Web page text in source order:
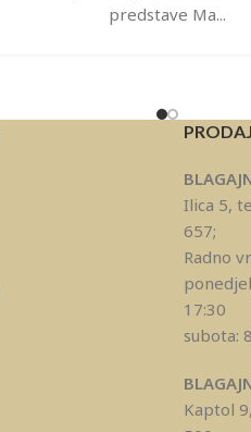
predstave Ma...
Ilica 5,
657;
Radno
17:30
subota:
Kaptol